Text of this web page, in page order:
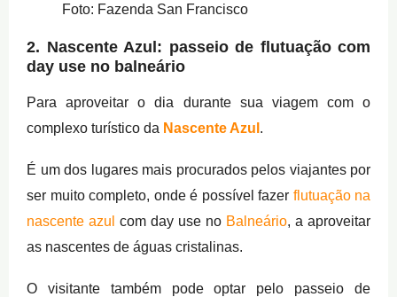
Foto: Fazenda San Francisco
2. Nascente Azul: passeio de flutuação com
day use no balneário
Para aproveitar o dia durante sua viagem com o
complexo turístico da Nascente Azul .
É um dos lugares mais procurados pelos viajantes por
ser muito completo, onde é possível fazer flutuação na
nascente azul com day use no Balneário, a aproveitar
as nascentes de águas cristalinas.
O visitante também pode optar pelo passeio de